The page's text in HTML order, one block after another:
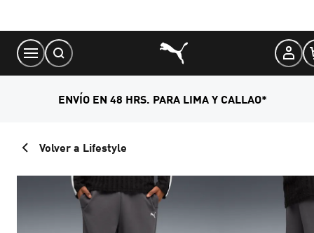
Content
ENVÍO EN 48 HRS. PARA LIMA Y CALLAO*
Volver a Lifestyle